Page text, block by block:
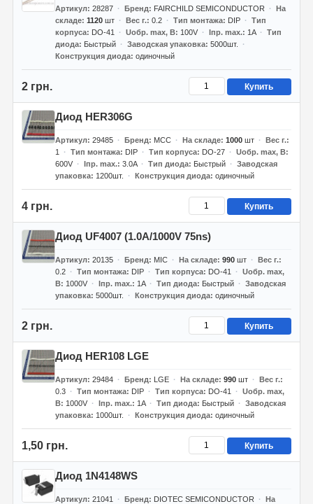
Артикул 28287 Бренд FAIRCHILD SEMICONDUCTOR
На
складе 1120шт Вес г. 0.2 Тип монтажа DIP
Тип
корпуса
DO-41 Uобр. max, В 100V Iпр. max. 1A
Тип
диода
Быстрый Заводская упаковка 5000шт.
Конструкция диода одиночный
2 грн. Купить
Диод HER306G
Артикул 29485 Бренд MCC На складе 1000шт
Вес г.
1
Тип монтажа DIP Тип корпуса DO-27
Uобр. max, В
600V
Iпр. max. 3.0A Тип диода Быстрый
Заводская
упаковка
1200шт. Конструкция диода одиночный
4 грн. Купить
Диод UF4007 (1.0А/1000V 75ns)
Артикул 20135 Бренд MIC На складе 990шт
Вес г.
0.2
Тип монтажа DIP Тип корпуса DO-41
Uобр. max,
В
1000V Iпр. max. 1A Тип диода Быстрый
Заводская
упаковка 5000шт. Конструкция диода одиночный
2 грн. Купить
Диод HER108 LGE
Артикул 29484 Бренд LGE На складе 990шт
Вес г.
0.3
Тип монтажа DIP Тип корпуса DO-41
Uобр. max,
В
1000V Iпр. max. 1A Тип диода Быстрый
Заводская
упаковка
1000шт. Конструкция диода одиночный
1,50 грн. Купить
Диод 1N4148WS
Артикул 21041 Бренд DIOTEC SEMICONDUCTOR
На